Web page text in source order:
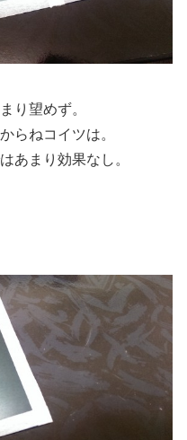
り望めず。
らねコイツは。
あまり効果なし。